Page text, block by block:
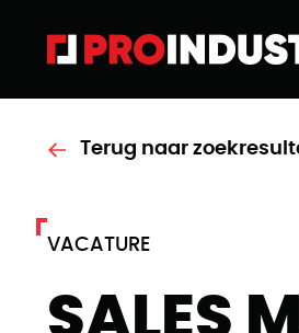
Terug naar
VACATURE
SALES